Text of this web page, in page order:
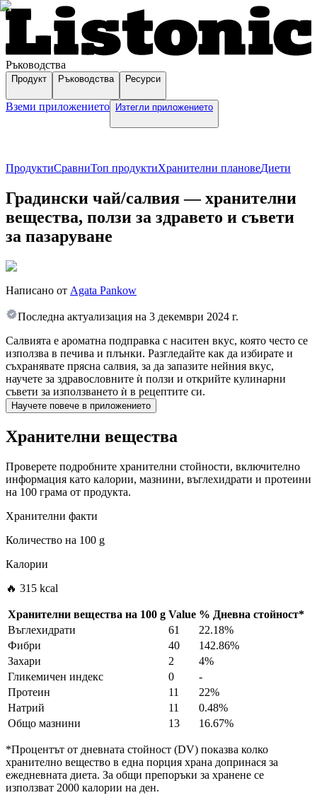
Ръководства
Продукт Ръководства Ресурси
Вземи приложението Изтегли приложението
ПродуктиСравниТоп продуктиХранителни плановеДиети
Градински чай/салвия — хранителни
вещества, ползи за здравето и съвети
за пазаруване
Написано от Agata Pankow
Последна актуализация на 3 декември 2024 г.
Салвията е ароматна подправка с наситен вкус, която често се
използва в печива и плънки. Разгледайте как да избирате и
съхранявате прясна салвия, за да запазите нейния вкус,
научете за здравословните ѝ ползи и открийте кулинарни
съвети за използването ѝ в рецептите си.
Научете повече в приложението
Хранителни вещества
Проверете подробните хранителни стойности, включително
информация като калории, мазнини, въглехидрати и протеини
на 100 грама от продукта.
Хранителни факти
Количество на 100 g
Калории
🔥 315 kcal
Хранителни вещества на 100 g Value % Дневна стойност*
Въглехидрати
61
22.18%
Фибри
40
142.86%
Захари
2
4%
Гликемичен индекс
0
-
Протеин
11
22%
Натрий
11
0.48%
Общо мазнини
13 16.67%
*Процентът от дневната стойност (DV) показва колко
хранително вещество в една порция храна допринася за
ежедневната диета. За общи препоръки за хранене се
използват 2000 калории на ден.